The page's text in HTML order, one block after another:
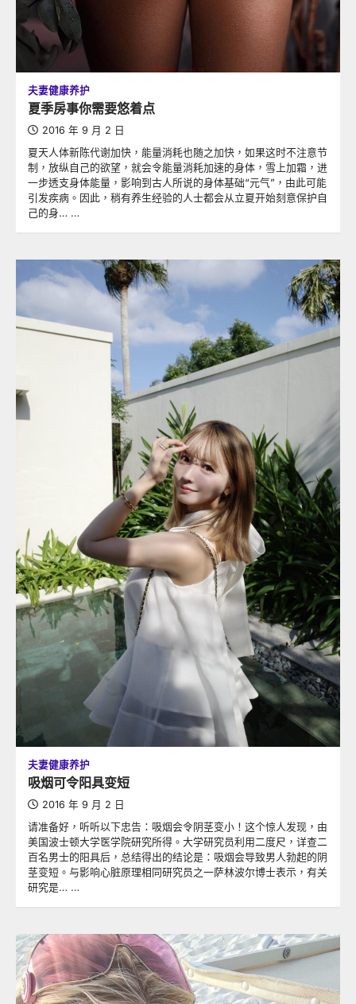
夫妻健康养护
夏季房事你需要悠着点
2016 年 9 月 2 日
夏天人体新陈代谢加快，能量消耗也随之加快，如果这时不注意节
制，放纵自己的欲望，就会令能量消耗加速的身体，雪上加霜，进
一步透支身体能量，影响到古人所说的身体基础“元气”，由此可能
引发疾病。因此，稍有养生经验的人士都会从立夏开始刻意保护自
己的身… …
夫妻健康养护
吸烟可令阳具变短
2016 年 9 月 2 日
请准备好，听听以下忠告：吸烟会令阴茎变小！这个惊人发现，由
美国波士顿大学医学院研究所得。大学研究员利用二度尺，详查二
百名男士的阳具后，总结得出的结论是：吸烟会导致男人勃起的阴
茎变短。与影响心脏原理相同研究员之一萨林波尔博士表示，有关
研究是… …